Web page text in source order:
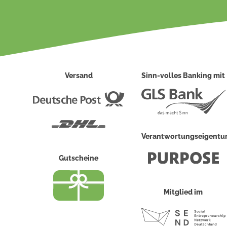
Versand
Deutsche
Gutscheine
Sinn-volles Banking mit
Mitglied im